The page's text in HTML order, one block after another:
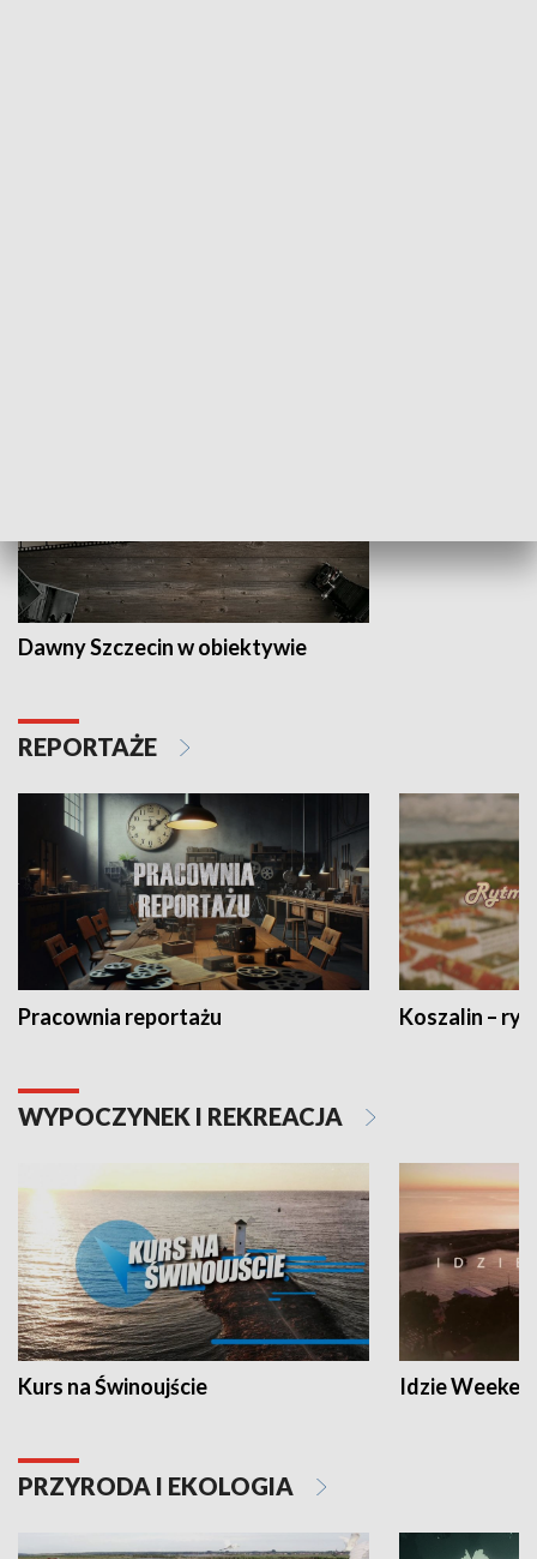
Dawny Szczecin w obiektywie
REPORTAŻE
Pracownia reportażu Koszalin –
WYPOCZYNEK I REKREACJA
Kurs na Świnoujście Idzie
PRZYRODA I EKOLOGIA